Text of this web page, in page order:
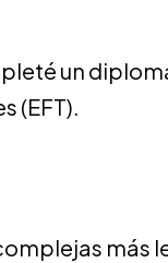
un
(EFT).